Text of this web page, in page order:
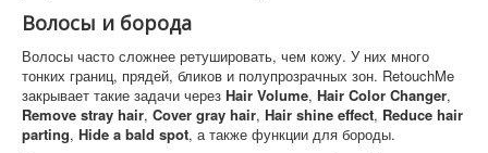
Волосы и борода
Волосы часто сложнее ретушировать, чем кожу. У них много
тонких границ, прядей, бликов и полупрозрачных зон. RetouchMe
закрывает такие задачи через Hair Volume, Hair Color Changer,
Remove stray hair, Cover gray hair, Hair shine effect, Reduce hair
parting, Hide a bald spot, а также функции для бороды.